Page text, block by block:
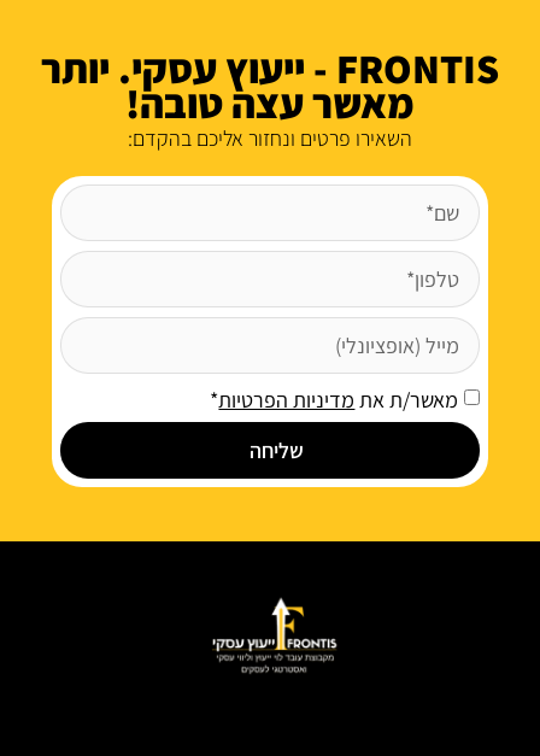
FRONTIS - ייעוץ עסקי. יותר
מאשר עצה טובה!
השאירו פרטים ונחזור אליכם בהקדם:
מאשר/ת את מדיניות הפרטיות*
שליחה